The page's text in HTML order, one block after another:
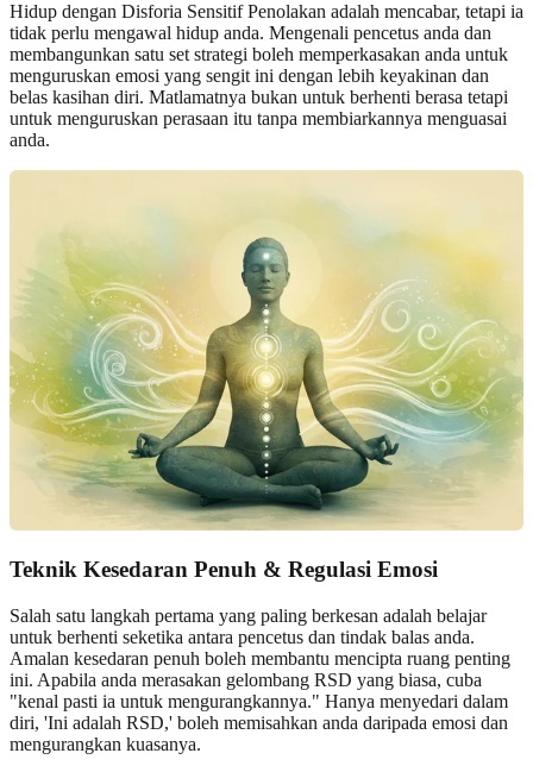
Hidup dengan Disforia Sensitif Penolakan adalah mencabar, tetapi ia
tidak perlu mengawal hidup anda. Mengenali pencetus anda dan
membangunkan satu set strategi boleh memperkasakan anda untuk
menguruskan emosi yang sengit ini dengan lebih keyakinan dan
belas kasihan diri. Matlamatnya bukan untuk berhenti berasa tetapi
untuk menguruskan perasaan itu tanpa membiarkannya menguasai
anda.
Teknik Kesedaran Penuh & Regulasi Emosi
Salah satu langkah pertama yang paling berkesan adalah belajar
untuk berhenti seketika antara pencetus dan tindak balas anda.
Amalan kesedaran penuh boleh membantu mencipta ruang penting
ini. Apabila anda merasakan gelombang RSD yang biasa, cuba
"kenal pasti ia untuk mengurangkannya." Hanya menyedari dalam
diri, 'Ini adalah RSD,' boleh memisahkan anda daripada emosi dan
mengurangkan kuasanya.